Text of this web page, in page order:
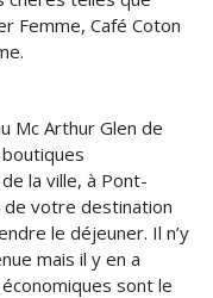
Femme, Café Coton
Mc Arthur Glen de
la ville, à Pont-
de votre destination
le déjeuner. Il n’y
mais il y en a
sont le